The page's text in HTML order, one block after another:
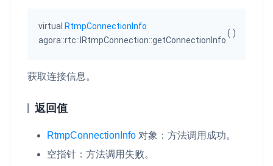
virtual RtmpConnectionInfo
agora::rtc::IRtmpConnection::getConnectionInfo
( )
获取连接信息。
返回值
RtmpConnectionInfo 对象：方法调用成功。
空指针：方法调用失败。